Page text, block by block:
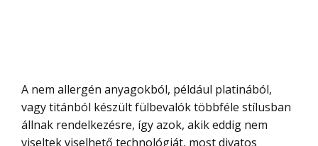
A nem allergén anyagokból, például platinából,
vagy titánból készült fülbevalók többféle stílusban
állnak rendelkezésre, így azok, akik eddig nem
viseltek viselhető technológiát, most divatos